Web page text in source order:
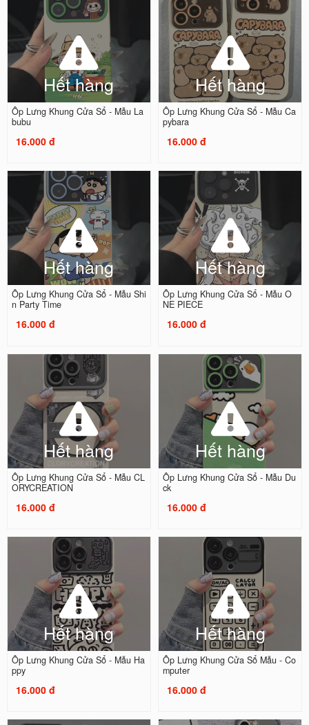
Hết hàng
Ốp Lưng Khung Cửa Sổ - Mẫu La
bubu
16.000 đ
Hết hàng
Ốp Lưng Khung Cửa Sổ - Mẫu Ca
pybara
16.000 đ
Hết hàng
Ốp Lưng Khung Cửa Sổ - Mẫu Shi
n Party Time
16.000 đ
Hết hàng
Ốp Lưng Khung Cửa Sổ - Mẫu O
NE PIECE
16.000 đ
Hết hàng
Ốp Lưng Khung Cửa Sổ - Mẫu CL
ORYCREATION
16.000 đ
Hết hàng
Ốp Lưng Khung Cửa Sổ - Mẫu Du
ck
16.000 đ
Hết hàng
Ốp Lưng Khung Cửa Sổ - Mẫu Ha
ppy
16.000 đ
Hết hàng
Ốp Lưng Khung Cửa Sổ Mẫu - Co
mputer
16.000 đ